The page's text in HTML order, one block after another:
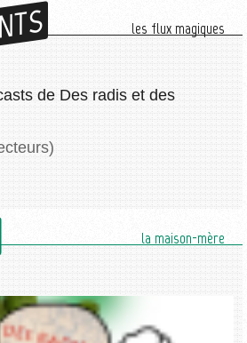
les flux magiques
de Des radis et des
la maison-mère